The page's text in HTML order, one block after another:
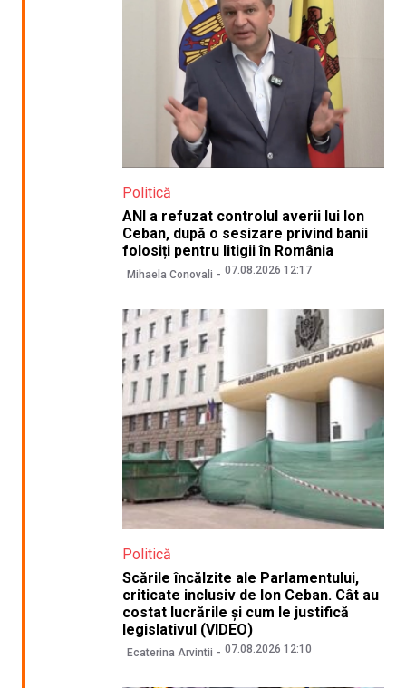
Politică
ANI a refuzat controlul averii lui Ion
Ceban, după o sesizare privind banii
folosiți pentru litigii în România
Mihaela Conovali 07.08.2026 12:17
Politică
Scările încălzite ale Parlamentului,
criticate inclusiv de Ion Ceban. Cât au
costat lucrările și cum le justifică
legislativul (VIDEO)
Ecaterina Arvintii 07.08.2026 12:10